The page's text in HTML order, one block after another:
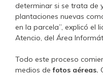
determinar si se trata de
plantaciones nuevas
en la parcela”, explicó el
Atencio, del Área
Todo este proceso
medios defotos aéreas.